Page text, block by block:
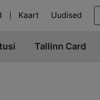
Kaart Uudised
Tallinn Card